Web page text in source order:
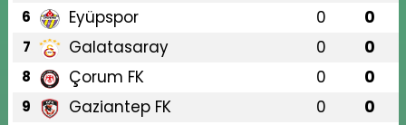
6 Eyüpspor 0 0
7 Galatasaray 0 0
8 Çorum FK 0 0
9 Gaziantep FK 0 0